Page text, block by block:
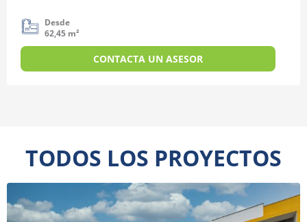
Desde
62,45 m²
CONTACTA UN ASESOR
TODOS LOS PROYECTOS